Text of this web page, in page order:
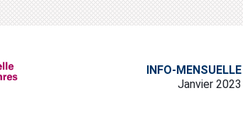
INFO-MENSUELLE
Janvier 2023